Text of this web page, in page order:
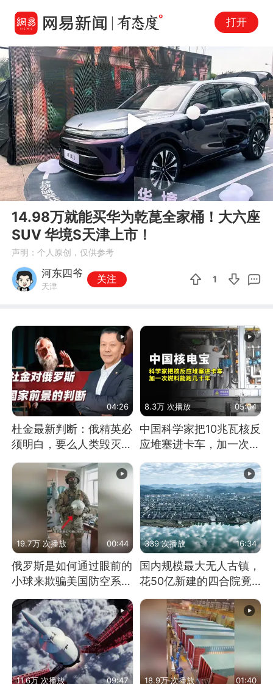
打开
00:00 03:21
Play
14.98万就能买华为乾菎全家桶！大六座
SUV 华境S天津上市！
声明：个人原创，仅供参考
河东四爷
天津
关注 1
04:26
杜金最新判断：俄精英必
须明白，要么人类毁灭，
8.3万 次播放 05:04
中国科学家把10兆瓦核反
应堆塞进卡车，加一次燃
19.7万 次播放 00:44
俄罗斯是如何通过眼前的
小球来欺骗美国防空系统
的
339 次播放 16:34
国内规模最大无人古镇，
花50亿新建的四合院竟
没人住，发生了啥
11.6万 次播放 09:47 18.9万 次播放 01:40